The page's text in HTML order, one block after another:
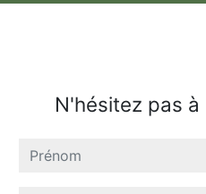
N'hésitez pas